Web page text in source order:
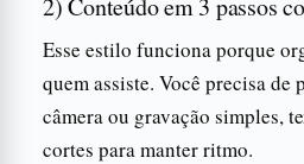
Esse estilo funciona porque
quem assiste. Você precisa de
câmera ou gravação simples,
cortes para manter ritmo.